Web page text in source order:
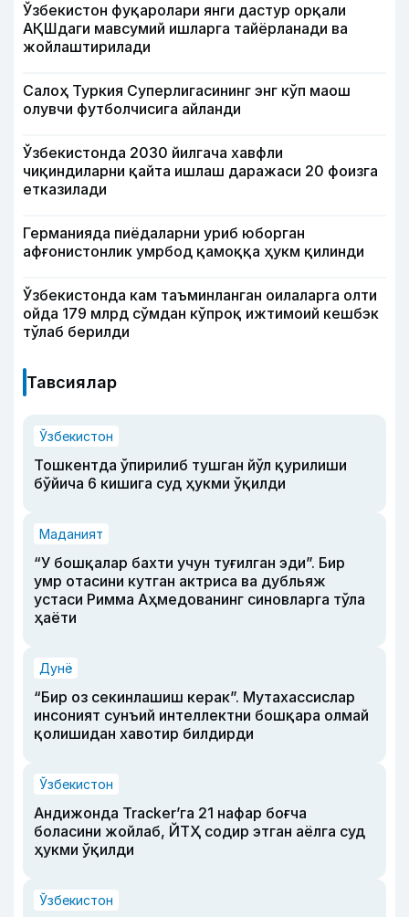
Ўзбекистон фуқаролари янги дастур орқали
АҚШдаги мавсумий ишларга тайёрланади ва
жойлаштирилади
Салоҳ Туркия Суперлигасининг энг кўп маош
олувчи футболчисига айланди
Ўзбекистонда 2030 йилгача хавфли
чиқиндиларни қайта ишлаш даражаси 20 фоизга
етказилади
Германияда пиёдаларни уриб юборган
афғонистонлик умрбод қамоққа ҳукм қилинди
Ўзбекистонда кам таъминланган оилаларга олти
ойда 179 млрд сўмдан кўпроқ ижтимоий кешбэк
тўлаб берилди
Тавсиялар
Ўзбекистон
Тошкентда ўпирилиб тушган йўл қурилиши
бўйича 6 кишига суд ҳукми ўқилди
Маданият
“У бошқалар бахти учун туғилган эди”. Бир
умр отасини кутган актриса ва дубльяж
устаси Римма Аҳмедованинг синовларга тўла
ҳаёти
Дунё
“Бир оз секинлашиш керак”. Мутахассислар
инсоният сунъий интеллектни бошқара олмай
қолишидан хавотир билдирди
Ўзбекистон
Андижонда Tracker’га 21 нафар боғча
боласини жойлаб, ЙТҲ содир этган аёлга суд
ҳукми ўқилди
Ўзбекистон